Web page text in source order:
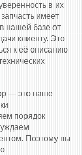
в их
имеет
нашей базе от
клиенту. Это
к её описанию
— это наше
порядок
Поэтому вы